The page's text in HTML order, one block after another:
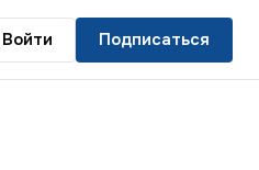
Войти Подписаться